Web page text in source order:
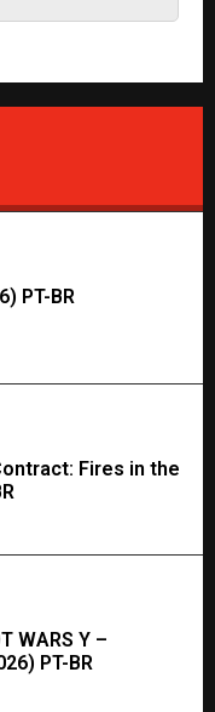
PT-BR
Fires in the
WARS Y –
PT-BR